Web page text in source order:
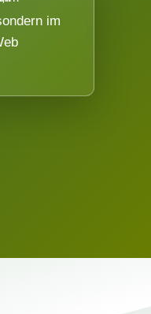
im